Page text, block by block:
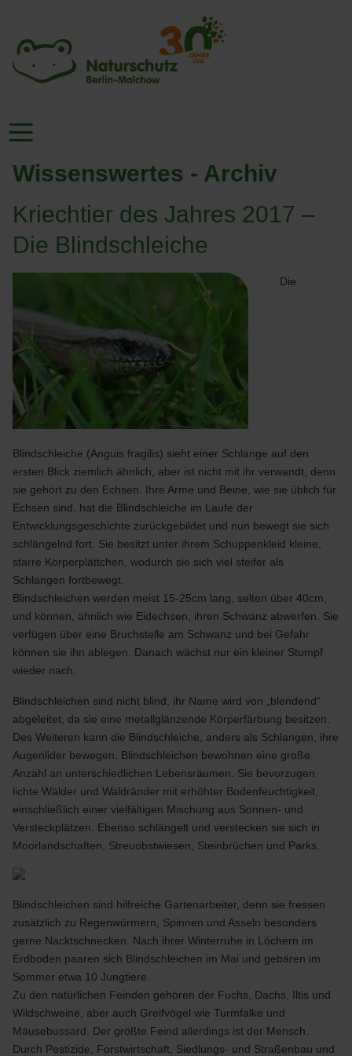
Wissenswertes - Archiv
Kriechtier des Jahres 2017 –
Die Blindschleiche
Die
Blindschleiche (Anguis fragilis) sieht einer Schlange auf den
ersten Blick ziemlich ähnlich, aber ist nicht mit ihr verwandt, denn
sie gehört zu den Echsen. Ihre Arme und Beine, wie sie üblich für
Echsen sind, hat die Blindschleiche im Laufe der
Entwicklungsgeschichte zurückgebildet und nun bewegt sie sich
schlängelnd fort. Sie besitzt unter ihrem Schuppenkleid kleine,
starre Körperplättchen, wodurch sie sich viel steifer als
Schlangen fortbewegt.
Blindschleichen werden meist 15-25cm lang, selten über 40cm,
und können, ähnlich wie Eidechsen, ihren Schwanz abwerfen. Sie
verfügen über eine Bruchstelle am Schwanz und bei Gefahr
können sie ihn ablegen. Danach wächst nur ein kleiner Stumpf
wieder nach.
Blindschleichen sind nicht blind, ihr Name wird von „blendend“
abgeleitet, da sie eine metallglänzende Körperfärbung besitzen.
Des Weiteren kann die Blindschleiche, anders als Schlangen, ihre
Augenlider bewegen. Blindschleichen bewohnen eine große
Anzahl an unterschiedlichen Lebensräumen. Sie bevorzugen
lichte Wälder und Waldränder mit erhöhter Bodenfeuchtigkeit,
einschließlich einer vielfältigen Mischung aus Sonnen- und
Versteckplätzen. Ebenso schlängelt und verstecken sie sich in
Moorlandschaften, Streuobstwiesen, Steinbrüchen und Parks.
Blindschleichen sind hilfreiche Gartenarbeiter, denn sie fressen
zusätzlich zu Regenwürmern, Spinnen und Asseln besonders
gerne Nacktschnecken. Nach ihrer Winterruhe in Löchern im
Erdboden paaren sich Blindschleichen im Mai und gebären im
Sommer etwa 10 Jungtiere.
Zu den natürlichen Feinden gehören der Fuchs, Dachs, Iltis und
Wildschweine, aber auch Greifvögel wie Turmfalke und
Mäusebussard. Der größte Feind allerdings ist der Mensch.
Durch Pestizide, Forstwirtschaft, Siedlungs- und Straßenbau und